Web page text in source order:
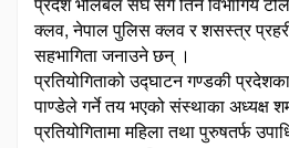
क्लव, नेपाल पुलिस क्लव र शसस्त्र
सहभागिता जनाउने छन् ।
प्रतियोगिताको उद्घाटन गण्डकी
पाण्डेले गर्ने तय भएको संस्थाका अध्यक्ष
प्रतियोगितामा महिला तथा पुरुषतर्फ